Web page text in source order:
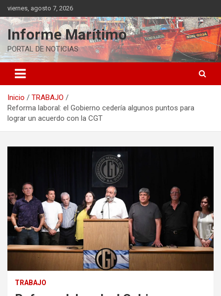
Saltar
al
contenido
viernes, agosto 7, 2026
Informe Marítimo
PORTAL DE NOTICIAS
Inicio
TRABAJO
Reforma laboral: el Gobierno cedería algunos puntos para
lograr un acuerdo con la CGT
TRABAJO